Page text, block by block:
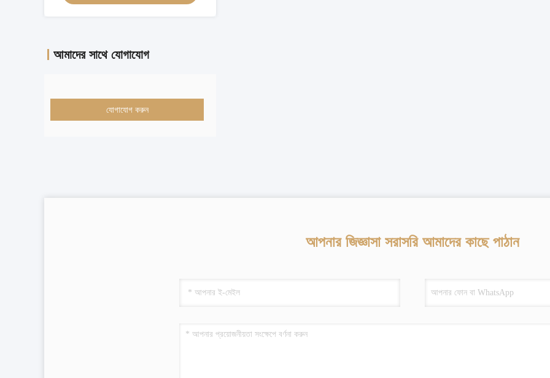
আমাদের সাথে যোগাযোগ
যোগাযোগ করুন
আপনার জিজ্ঞাসা সরাসরি আমাদের কাছে পাঠান